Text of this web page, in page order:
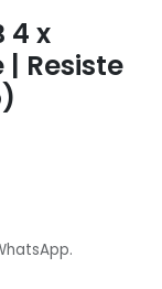
4 x
| Resiste